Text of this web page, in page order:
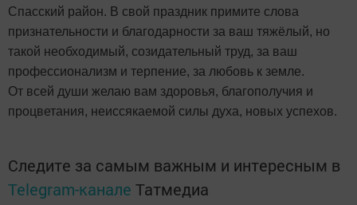
Спасский район. В свой праздник примите слова
признательности и благодарности за ваш тяжёлый, но
такой необходимый, созидательный труд, за ваш
профессионализм и терпение, за любовь к земле.
От всей души желаю вам здоровья, благополучия и
процветания, неиссякаемой силы духа, новых успехов.
Следите за самым важным и интересным в
Telegram-канале Татмедиа